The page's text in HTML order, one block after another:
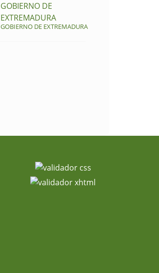
GOBIERNO DE
EXTREMADURA
GOBIERNO DE EXTREMADURA